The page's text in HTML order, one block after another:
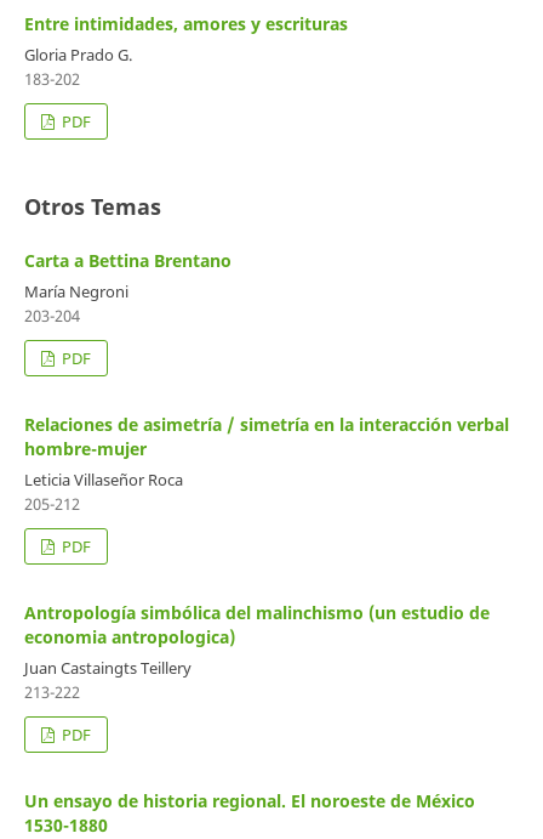
Entre intimidades, amores y escrituras
Gloria Prado G.
183-202
PDF
Otros Temas
Carta a Bettina Brentano
María Negroni
203-204
PDF
Relaciones de asimetría / simetría en la interacción verbal
hombre-mujer
Leticia Villaseñor Roca
205-212
PDF
Antropología simbólica del malinchismo (un estudio de
economia antropologica)
Juan Castaingts Teillery
213-222
PDF
Un ensayo de historia regional. El noroeste de México
1530-1880